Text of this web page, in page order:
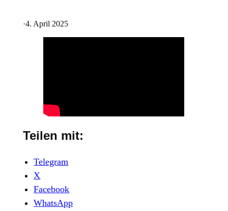
·4. April 2025
Teilen mit:
Telegram
X
Facebook
WhatsApp